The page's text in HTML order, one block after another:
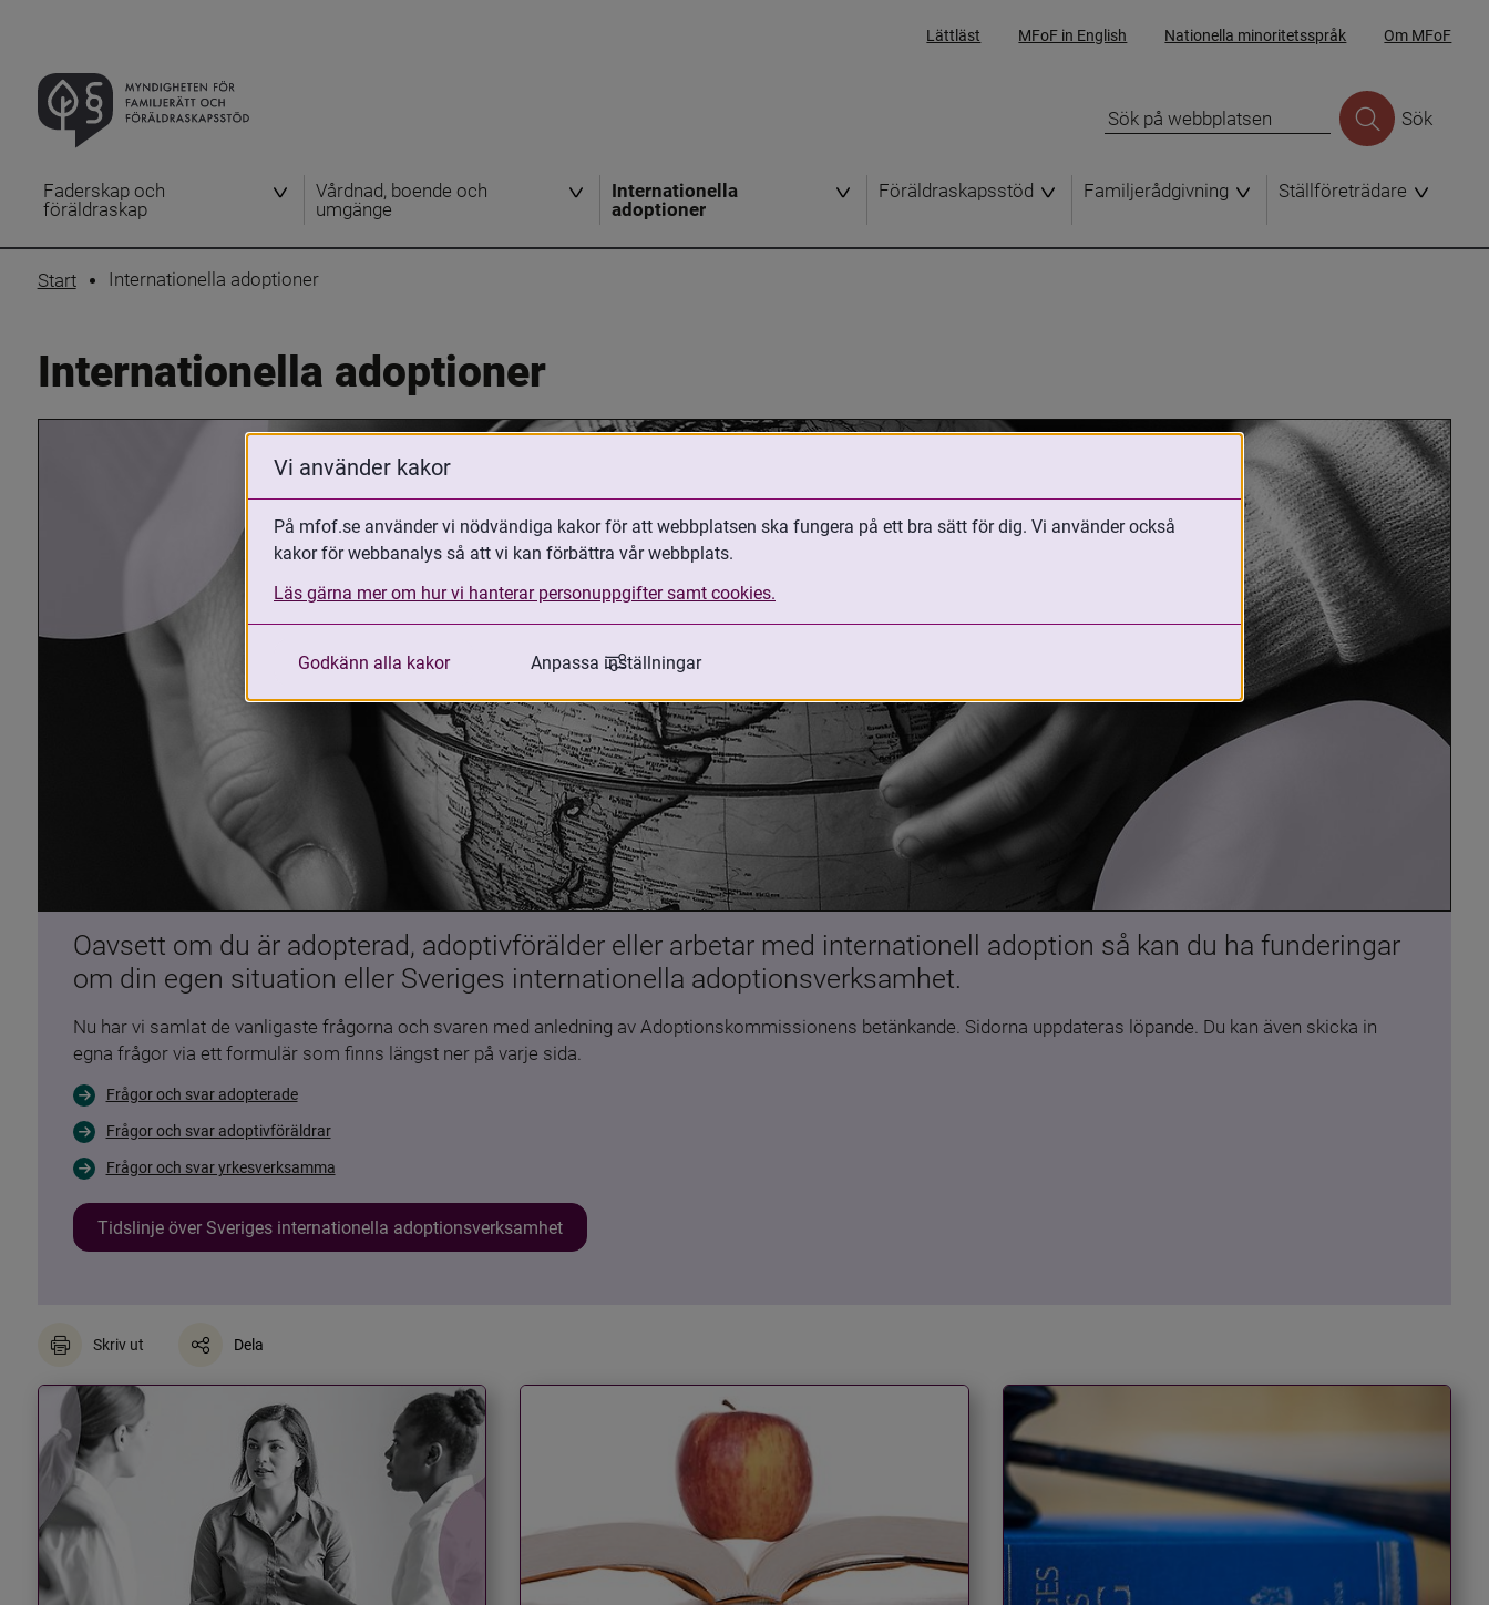
Lättläst MFoF in English Nationella minoritetsspråk Om MFoF
Sök
Faderskap och
föräldraskap
Vårdnad, boende och
umgänge
Internationella
adoptioner
Föräldraskapsstöd Familjerådgivning Ställföreträdare
Start Internationella adoptioner
Internationella adoptioner
Oavsett om du är adopterad, adoptivförälder eller arbetar med internationell adoption så kan du ha funderingar
om din egen situation eller Sveriges internationella adoptionsverksamhet.
Nu har vi samlat de vanligaste frågorna och svaren med anledning av Adoptionskommissionens betänkande. Sidorna uppdateras löpande. Du kan även skicka in
egna frågor via ett formulär som finns längst ner på varje sida.
Frågor och svar adopterade
Frågor och svar adoptivföräldrar
Frågor och svar yrkesverksamma
Tidslinje över Sveriges internationella adoptionsverksamhet
Skriv ut Dela
Vi använder kakor
På mfof.se använder vi nödvändiga kakor för att webbplatsen ska fungera på ett bra sätt för dig. Vi använder också
kakor för webbanalys så att vi kan förbättra vår webbplats.
Läs gärna mer om hur vi hanterar personuppgifter samt cookies.
Godkänn alla kakor Anpassa inställningar